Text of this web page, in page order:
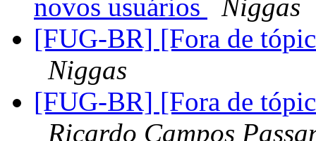
novos usuários
Niggas
[FUG-BR] [Fora de
Niggas
[FUG-BR] [Fora de
Ricardo Campos